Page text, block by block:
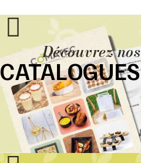
Découvrez nos
CATALOGUES